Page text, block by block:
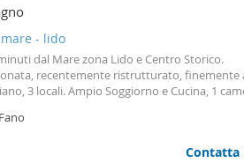
- lido
dal Mare zona Lido e Centro Storico.
recentemente ristrutturato, finemente
3 locali. Ampio Soggiorno e Cucina, 1
autonome, senza canone condominiale.
e cognome, n° mob, mesi e durata delContatta